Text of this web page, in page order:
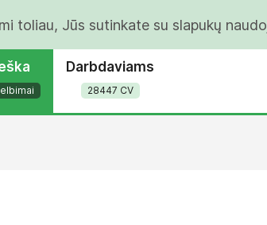
toliau, Jūs sutinkate su slapukų
Darbdaviams
28447 CV